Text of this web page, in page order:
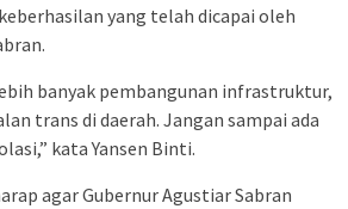
yang telah dicapai oleh
banyak pembangunan infrastruktur,
trans di daerah. Jangan sampai ada
kata Yansen Binti.
agar Gubernur Agustiar Sabran